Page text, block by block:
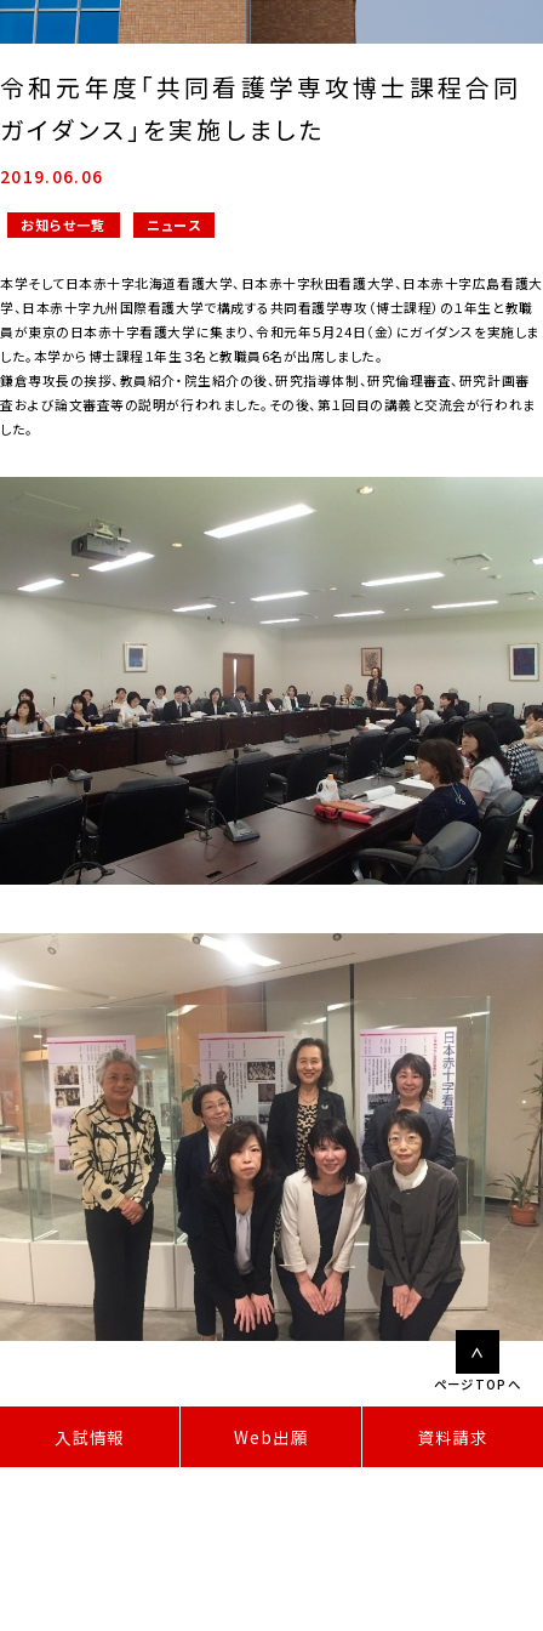
入試情報 Web出願 資料請求
令和元年度「共同看護学専攻博士課程合同
ガイダンス」を実施しました
2019.06.06
お知らせ一覧 ニュース
本学そして日本赤十字北海道看護大学、日本赤十字秋田看護大学、日本赤十字広島看護大
学、日本赤十字九州国際看護大学で構成する共同看護学専攻（博士課程）の１年生と教職
員が東京の日本赤十字看護大学に集まり、令和元年５月24日（金）にガイダンスを実施しま
した。本学から博士課程１年生３名と教職員6名が出席しました。
鎌倉専攻長の挨拶、教員紹介・院生紹介の後、研究指導体制、研究倫理審査、研究計画審
査および論文審査等の説明が行われました。その後、第１回目の講義と交流会が行われま
した。
ページTOPへ